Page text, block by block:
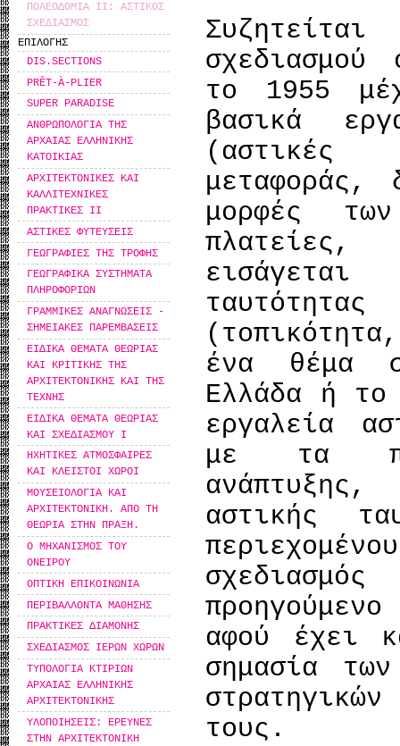
ΠΟΛΕΟΔΟΜΙΑ ΙΙ: ΑΣΤΙΚΟΣ
ΣΧΕΔΙΑΣΜΟΣ
ΕΠΙΛΟΓΗΣ
DIS.SECTIONS
PRÊT-À-PLIER
SUPER PARADISE
ΑΝΘΡΩΠΟΛΟΓΙΑ ΤΗΣ
ΑΡΧΑΙΑΣ ΕΛΛΗΝΙΚΗΣ
ΚΑΤΟΙΚΙΑΣ
ΑΡΧΙΤΕΚΤΟΝΙΚΕΣ ΚΑΙ
ΚΑΛΛΙΤΕΧΝΙΚΕΣ
ΠΡΑΚΤΙΚΕΣ ΙΙ
ΑΣΤΙΚΕΣ ΦΥΤΕΥΣΕΙΣ
ΓΕΩΓΡΑΦΙΕΣ ΤΗΣ ΤΡΟΦΗΣ
ΓΕΩΓΡΑΦΙΚΑ ΣΥΣΤΗΜΑΤΑ
ΠΛΗΡΟΦΟΡΙΩΝ
ΓΡΑΜΜΙΚΕΣ ΑΝΑΓΝΩΣΕΙΣ -
ΣΗΜΕΙΑΚΕΣ ΠΑΡΕΜΒΑΣΕΙΣ
ΕΙΔΙΚΑ ΘΕΜΑΤΑ ΘΕΩΡΙΑΣ
ΚΑΙ ΚΡΙΤΙΚΗΣ ΤΗΣ
ΑΡΧΙΤΕΚΤΟΝΙΚΗΣ ΚΑΙ ΤΗΣ
ΤΕΧΝΗΣ
ΕΙΔΙΚΑ ΘΕΜΑΤΑ ΘΕΩΡΙΑΣ
ΚΑΙ ΣΧΕΔΙΑΣΜΟΥ Ι
ΗΧΗΤΙΚΕΣ ΑΤΜΟΣΦΑΙΡΕΣ
ΚΑΙ ΚΛΕΙΣΤΟΙ ΧΩΡΟΙ
ΜΟΥΣΕΙΟΛΟΓΙΑ ΚΑΙ
ΑΡΧΙΤΕΚΤΟΝΙΚΗ. ΑΠΟ ΤΗ
ΘΕΩΡΙΑ ΣΤΗΝ ΠΡΑΞΗ.
Ο ΜΗΧΑΝΙΣΜΟΣ ΤΟΥ
ΟΝΕΙΡΟΥ
ΟΠΤΙΚΗ ΕΠΙΚΟΙΝΩΝΙΑ
ΠΕΡΙΒΑΛΛΟΝΤΑ ΜΑΘΗΣΗΣ
ΠΡΑΚΤΙΚΕΣ ΔΙΑΜΟΝΗΣ
ΣΧΕΔΙΑΣΜΟΣ ΙΕΡΩΝ ΧΩΡΩΝ
ΤΥΠΟΛΟΓΙΑ ΚΤΙΡΙΩΝ
ΑΡΧΑΙΑΣ ΕΛΛΗΝΙΚΗΣ
ΑΡΧΙΤΕΚΤΟΝΙΚΗΣ
ΥΛΟΠΟΙΗΣΕΙΣ: ΕΡΕΥΝΕΣ
ΣΤΗΝ ΑΡΧΙΤΕΚΤΟΝΙΚΗ
σχεδιασμού
το 1955
βασικά
μεταφοράς,
μορφές
ένα θέμα
Ελλάδα ή το
εργαλεία
με τα
αστικής
αφού έχει
σημασία
τους.